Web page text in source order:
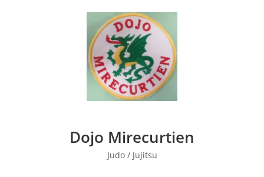
Dojo Mirecurtien
Judo / Jujitsu